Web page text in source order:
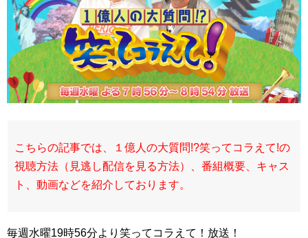
こちらの記事では、１億人の大質問!?笑ってコラえて!の
視聴方法（見逃し配信を見る方法）、番組概要、キャス
ト、動画などを紹介しております。
毎週水曜19時56分より笑ってコラえて！放送！